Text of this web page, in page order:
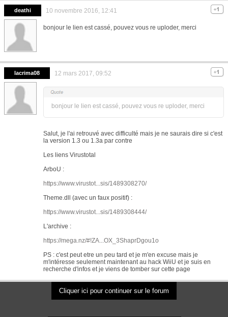
deathi 10 novembre 2016, 12:41
bonjour le lien est cassé, pouvez vous re uploder, merci
lacrima08 12 mars 2017, 09:52
bonjour le lien est cassé, pouvez vous re uploder, merci
Salut, je l'ai retrouvé avec difficulté mais je ne saurais dire si c'est
la version 1.3 ou 1.3a par contre
Les liens Virustotal
ArboU :
https://www.virustot...sis/1489308270/
Theme.dll (avec un faux positif) :
https://www.virustot...sis/1489308444/
L'archive :
https://mega.nz/#!ZA...OX_3ShaprDgou1o
PS : c'est peut etre un peu tard et je m'en excuse mais je
m'intéresse seulement maintenant au hack WiiU et je suis en
recherche d'infos et je viens de tomber sur cette page
Cliquer ici pour continuer sur le forum